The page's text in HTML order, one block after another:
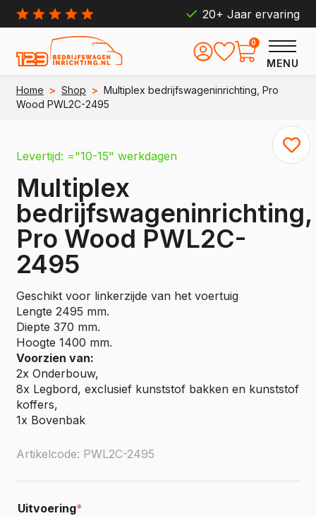
20+ Jaar ervaring
MENU
0
Home > Shop > Multiplex bedrijfswageninrichting, Pro
Wood PWL2C-2495
Levertijd: ="10-15" werkdagen
Multiplex
bedrijfswageninrichting,
Pro Wood PWL2C-
2495
Geschikt voor linkerzijde van het voertuig
Lengte 2495 mm.
Diepte 370 mm.
Hoogte 1400 mm.
Voorzien van:
2x Onderbouw,
8x Legbord, exclusief kunststof bakken en kunststof
koffers,
1x Bovenbak
Artikelcode: PWL2C-2495
Uitvoering*